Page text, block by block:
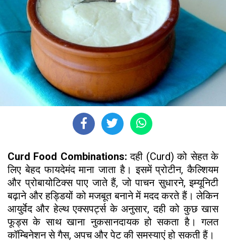
Curd Food Combinations:दही (Curd) को सेहत के
लिए बेहद फायदेमंद माना जाता है। इसमें प्रोटीन, कैल्शियम
और प्रोबायोटिक्स पाए जाते हैं, जो पाचन सुधारने, इम्यूनिटी
बढ़ाने और हड्डियों को मजबूत बनाने में मदद करते हैं। लेकिन
आयुर्वेद और हेल्थ एक्सपर्ट्स के अनुसार, दही को कुछ खास
फूड्स के साथ खाना नुकसानदायक हो सकता है। गलत
कॉम्बिनेशन से गैस, अपच और पेट की समस्याएं हो सकती हैं।